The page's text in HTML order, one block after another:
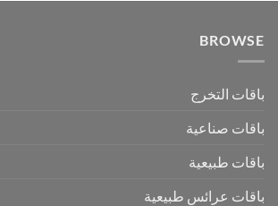
BROWSE
باقات التخرج
باقات صناعية
باقات طبيعية
باقات عرائس طبيعية